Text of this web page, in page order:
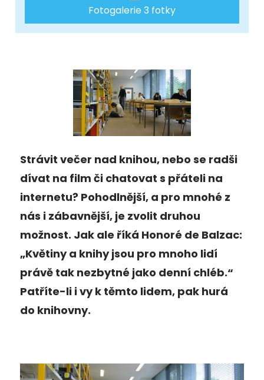
Fotogalerie 3 fotky
Strávit večer nad knihou, nebo se radši
dívat na film či chatovat s přáteli na
internetu? Pohodlnější, a pro mnohé z
nás i zábavnější, je zvolit druhou
možnost. Jak ale říká Honoré de Balzac:
„Květiny a knihy jsou pro mnoho lidí
právě tak nezbytné jako denní chléb.“
Patříte-li i vy k těmto lidem, pak hurá
do knihovny.